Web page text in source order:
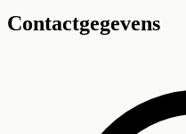
−
Contactgegevens